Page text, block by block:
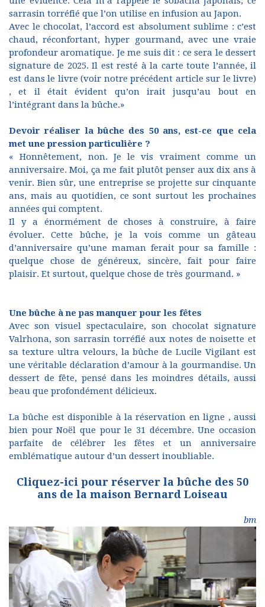
sarrasin torréfié que l’on utilise en infusion au Japon.
Avec le chocolat, l’accord est absolument sublime : c’est
chaud, réconfortant, hyper gourmand, avec une vraie
profondeur aromatique. Je me suis dit : ce sera le dessert
signature de 2025. Il est resté à la carte toute l’année, il
est dans le livre (voir notre précédent article sur le livre)
, et il était évident qu’on irait jusqu’au bout en
l’intégrant dans la bûche.»
Devoir réaliser la bûche des 50 ans, est-ce que cela
met une pression particulière ?
« Honnêtement, non. Je le vis vraiment comme un
anniversaire. Moi, ça me fait plutôt penser aux dix ans à
venir. Bien sûr, une entreprise se projette sur cinquante
ans, mais au quotidien, ce sont surtout les prochaines
années qui comptent.
Il y a énormément de choses à construire, à faire
évoluer. Cette bûche, je la vois comme un gâteau
d’anniversaire qu’une maman ferait pour sa famille :
quelque chose de généreux, sincère, fait pour faire
plaisir. Et surtout, quelque chose de très gourmand. »
Une bûche à ne pas manquer pour les fêtes
Avec son visuel spectaculaire, son chocolat signature
Valrhona, son sarrasin torréfié aux notes de noisette et
sa texture ultra velours, la bûche de Lucile Vigilant est
une véritable déclaration d’amour à la gourmandise. Un
dessert de fête, pensé dans les moindres détails, aussi
beau que profondément délicieux.
La bûche est disponible à la réservation en ligne , aussi
bien pour Noël que pour le 31 décembre. Une occasion
parfaite de célébrer les fêtes et un anniversaire
emblématique autour d’un dessert inoubliable.
Cliquez-ici pour réserver la bûche des 50
ans de la maison Bernard Loiseau
bm